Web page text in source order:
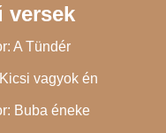
versek
A Tündér
vagyok én
Buba éneke